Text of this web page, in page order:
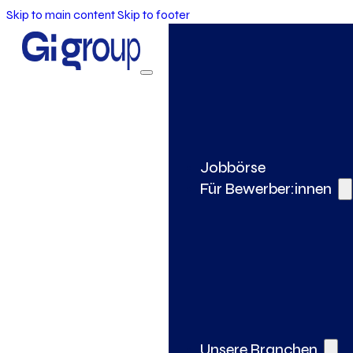
Skip to main contentSkip to footer
Jobbörse
Für Bewerber:innen